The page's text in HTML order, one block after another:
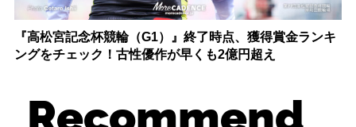
『高松宮記念杯競輪（G1）』終了時点、獲得賞金ランキ
ングをチェック！古性優作が早くも2億円超え